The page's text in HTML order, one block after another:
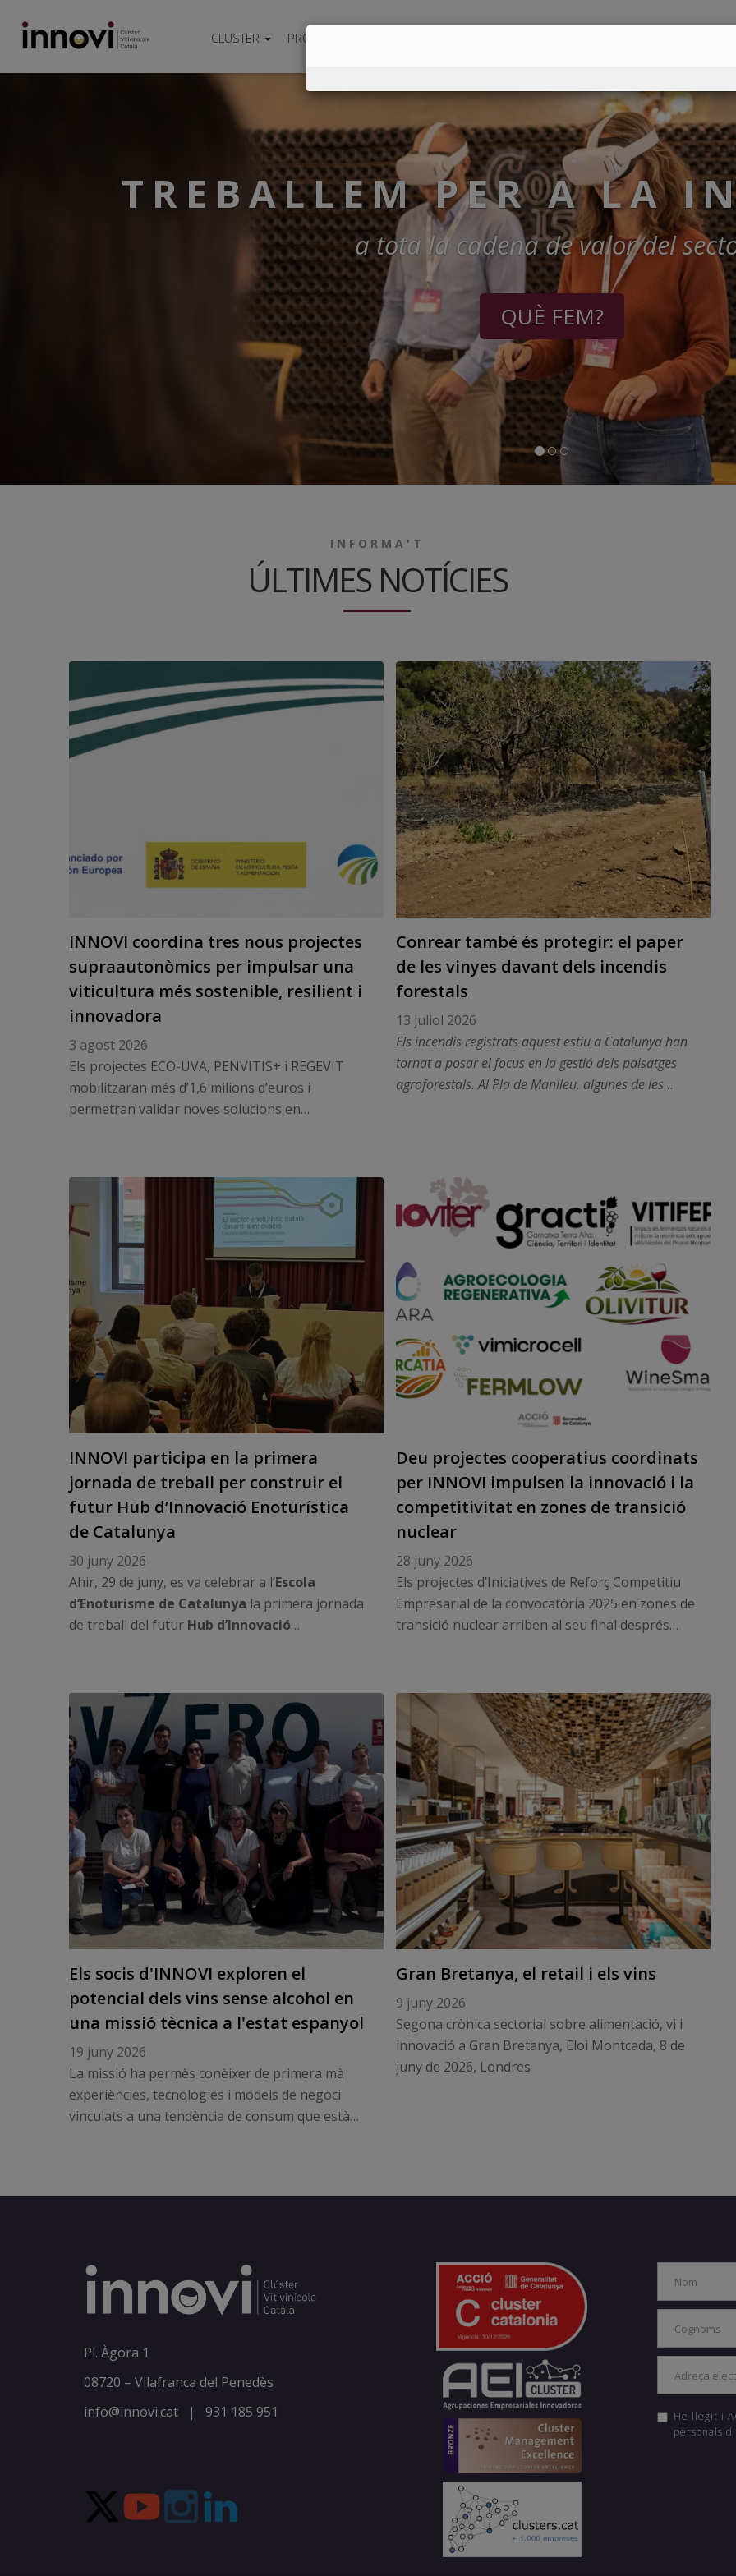
CLUSTER PROJECTES
PER A LA
a tota la cadena de valor del sector
QUÈ FEM?
INFORMA'T
ÚLTIMES NOTÍCIES
INNOVI coordina tres nous projectes
supraautonòmics per impulsar una
viticultura més sostenible, resilient i
innovadora
3 agost 2026
Els projectes ECO-UVA, PENVITIS+ i REGEVIT
mobilitzaran més d’1,6 milions d’euros i
permetran validar noves solucions en
automatització.
Conrear també és protegir: el paper
de les vinyes davant dels incendis
forestals
13 juliol 2026
Els incendis registrats aquest estiu a Catalunya han
tornat a posar el focus en la gestió dels paisatges
agroforestals. Al Pla de Manlleu, algunes de les
INNOVI participa en la primera
jornada de treball per construir el
futur Hub d’Innovació Enoturística
de Catalunya
30 juny 2026
Ahir, 29 de juny, es va celebrar a l’Escola
d’Enoturisme de Catalunya la primera jornada
de treball del futur Hub d’Innovació
Catalunya, amb la participació d’INNOVI Clúster
Vitivinícola Catalài elTech Tourism Cluster
amb la col·laboració d’ACCIÓi la inspiració del
Barcelona Travel Hub.
Deu projectes cooperatius coordinats
per INNOVI impulsen la innovació i la
competitivitat en zones de transició
nuclear
28 juny 2026
Els projectes d’Iniciatives de Reforç Competitiu
Empresarial de la convocatòria 2025 en zones de
transició nuclear arriben al seu final després
econòmica del territori
Els socis d'INNOVI exploren el
potencial dels vins sense alcohol en
una missió tècnica a l'estat espanyol
19 juny 2026
La missió ha permès conèixer de primera mà
experiències, tecnologies i models de negoci
vinculats a una tendència de consum que està
Gran Bretanya, el retail i els vins
9 juny 2026
Segona crònica sectorial sobre alimentació, vi i
innovació a Gran Bretanya, Eloi Montcada, 8 de
juny de 2026, Londres
Pl. Àgora 1
08720 – Vilafranca del Penedès
info@innovi.cat
| 931 185 951
He llegit i
personals